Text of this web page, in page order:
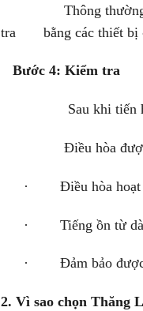
Thông thường sử
tra bằng các thiết bị
Bước 4: Kiểm tra
Sau khi tiến hành
Điều hòa được coi
· Điều hòa hoạt
· Tiếng ồn từ
· Đảm bảo được
2. Vì sao chọn Thăng